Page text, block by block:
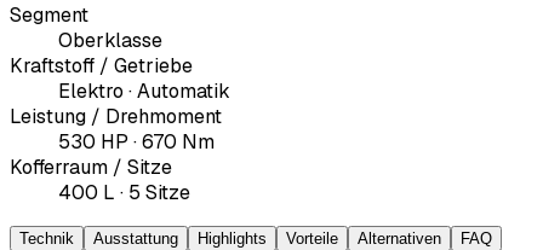
Segment
Oberklasse
Kraftstoff / Getriebe
Elektro · Automatik
Leistung / Drehmoment
530 HP · 670 Nm
Kofferraum / Sitze
400 L · 5 Sitze
Technik Ausstattung Highlights Vorteile Alternativen FAQ